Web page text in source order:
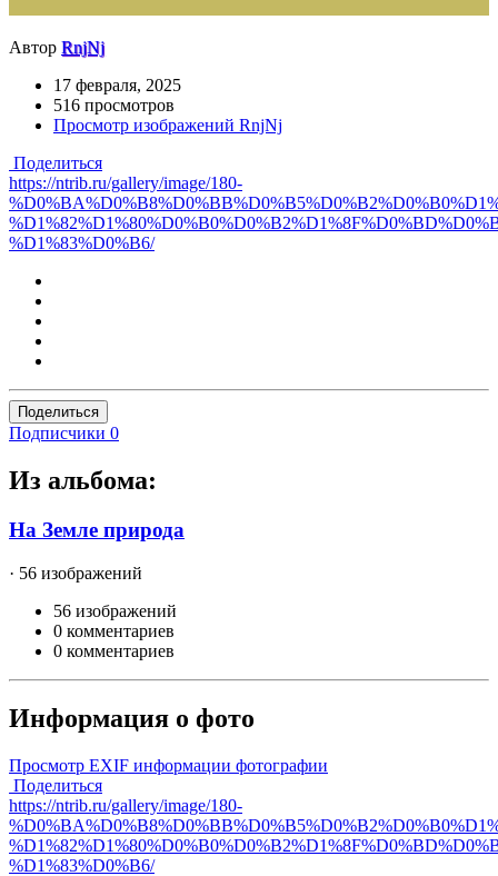
Автор RnjNj
17 февраля, 2025
516 просмотров
Просмотр изображений RnjNj
Поделиться
https://ntrib.ru/gallery/image/180-
%D1%83%D0%B6/
Поделиться
Подписчики 0
Из альбома:
На Земле природа
· 56 изображений
56 изображений
0 комментариев
0 комментариев
Информация о фото
Просмотр EXIF информации фотографии
Поделиться
https://ntrib.ru/gallery/image/180-
%D1%83%D0%B6/